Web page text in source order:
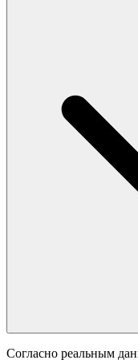
Согласно реальным